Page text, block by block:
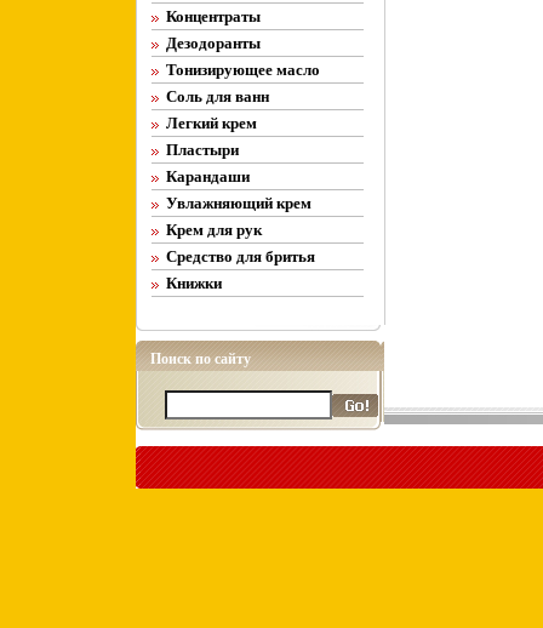
Концентраты
Дезодоранты
Тонизирующее масло
Соль для ванн
Легкий крем
Пластыри
Карандаши
Увлажняющий крем
Крем для рук
Средство для бритья
Книжки
Поиск по сайту